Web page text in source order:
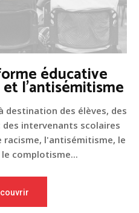
éducative
l'antisémitisme
destination des élèves, des
intervenants scolaires
l'antisémitisme, le
complotisme...